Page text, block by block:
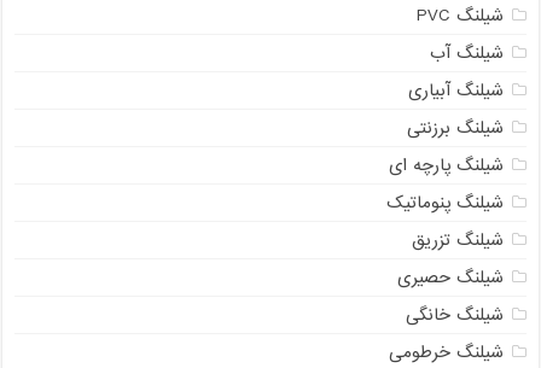
شیلنگ PVC
شیلنگ آب
شیلنگ آبیاری
شیلنگ برزنتی
شیلنگ پارچه ای
شیلنگ پنوماتیک
شیلنگ تزریق
شیلنگ حصیری
شیلنگ خانگی
شیلنگ خرطومی